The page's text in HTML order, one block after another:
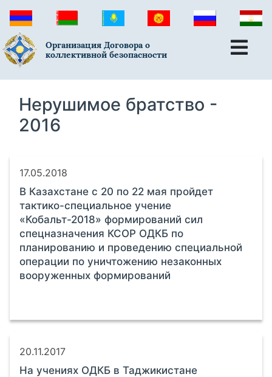
Организация Договора о
коллективной безопасности
Нерушимое братство -
2016
17.05.2018
В Казахстане с 20 по 22 мая пройдет
тактико-специальное учение
«Кобальт-2018» формирований сил
спецназначения КСОР ОДКБ по
планированию и проведению специальной
операции по уничтожению незаконных
вооруженных формирований
20.11.2017
На учениях ОДКБ в Таджикистане